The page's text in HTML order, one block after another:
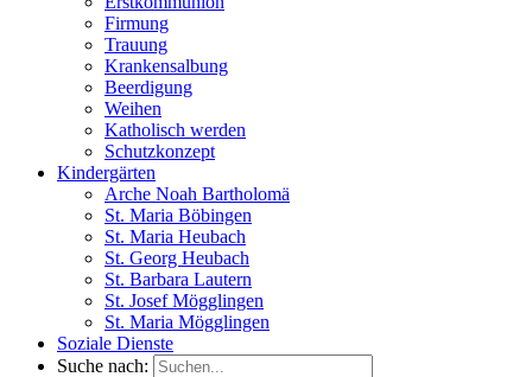
Firmung
Trauung
Krankensalbung
Beerdigung
Weihen
Katholisch werden
Schutzkonzept
Kindergärten
Arche Noah Bartholomä
St. Maria Böbingen
St. Maria Heubach
St. Georg Heubach
St. Barbara Lautern
St. Josef Mögglingen
St. Maria Mögglingen
Soziale Dienste
Suche nach: